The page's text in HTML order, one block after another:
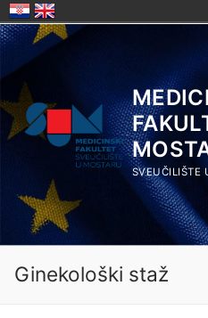
Skip
content
SVEUČILIŠTE
Search for:
Ginekološki staž